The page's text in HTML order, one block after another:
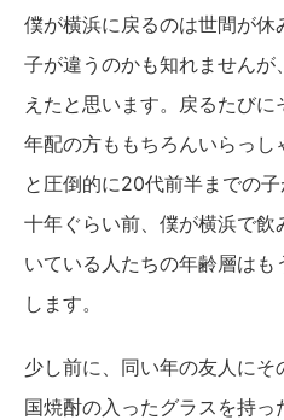
僕が横浜に戻るのは世間が
子が違うのかも知れません
えたと思います。戻るたびに
年配の方ももちろんいらっし
と圧倒的に20代前半までの子
十年ぐらい前、僕が横浜で
いている人たちの年齢層は
します。
少し前に、同い年の友人に
国焼酎の入ったグラスを持っ